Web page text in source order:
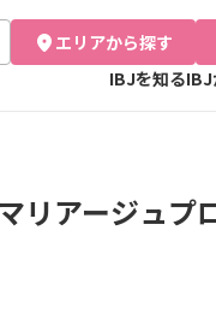
エリアから探す
IBJを知るIBJ
アージュプロ